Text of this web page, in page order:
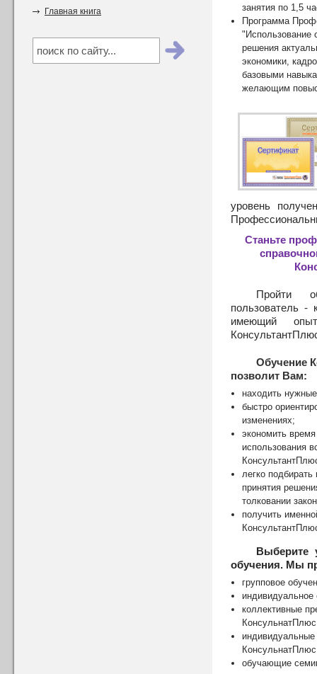
Главная книга
занятия по 1,5
Программа
"Использование
решения
экономики,
базовыми
желающим
уровень
Станьте
Пройти
пользователь -
имеющий
Обучение
позволит Вам:
находить
быстро
изменениях;
экономить
использования
легко
принятия
толковании
получить
обучения. Мы
групповое
коллективные
обучающие